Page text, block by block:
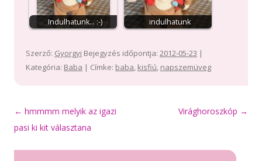
Indulhatunk... :-) indulhatunk
Szerző: Gyorgyi Bejegyzés időpontja: 2012-05-23 |
Kategória: Baba | Címke: baba, kisfiú, napszemüveg
Bejegyzés
navigáció
← hmmmm melyik az igazi
pasi ki kit választana
Virághoroszkóp →